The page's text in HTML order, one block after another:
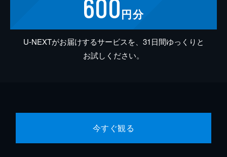
600円分
U-NEXTがお届けするサービスを、31日間ゆっくりと
お試しください。
今すぐ観る